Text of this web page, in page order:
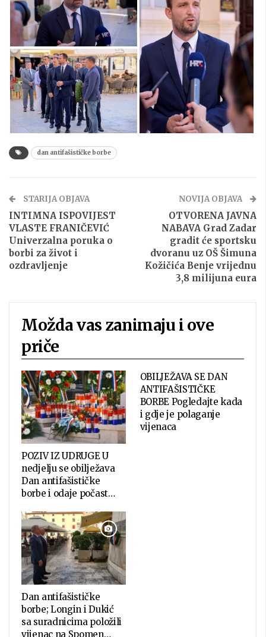
dan antifašističke borbe
STARIJA OBJAVA
INTIMNA ISPOVIJEST
VLASTE FRANIČEVIĆ
Univerzalna poruka o
borbi za život i
ozdravljenje
NOVIJA OBJAVA
OTVORENA JAVNA
NABAVA Grad Zadar
gradit će sportsku
dvoranu uz OŠ Šimuna
Kožičića Benje vrijednu
3,8 milijuna eura
Možda vas zanimaju i ove
priče
POZIV IZ UDRUGE U
nedjelju se obilježava
Dan antifašističke
borbe i odaje počast…
OBILJEŽAVA SE DAN
ANTIFAŠISTIČKE
BORBE Pogledajte kada
i gdje je polaganje
vijenaca
Dan antifašističke
borbe; Longin i Dukić
sa suradnicima položili
vijenac na Spomen…